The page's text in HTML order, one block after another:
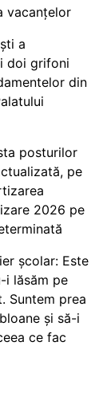
vacanțelor
a
doi grifoni
din
posturilor
pe
2026 pe
școlar: Este
i lăsăm pe
Suntem prea
și să-i
ce fac